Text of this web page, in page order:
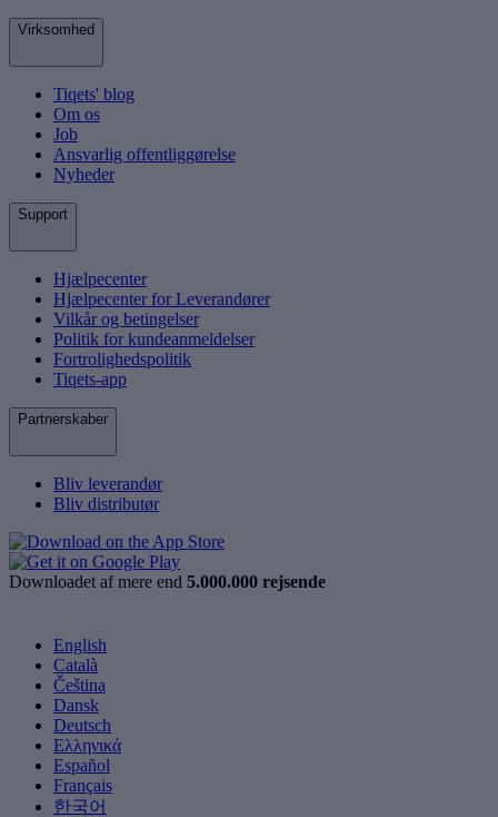
Virksomhed
Tiqets' blog
Om os
Job
Ansvarlig offentliggørelse
Nyheder
Support
Hjælpecenter
Hjælpecenter for Leverandører
Vilkår og betingelser
Politik for kundeanmeldelser
Fortrolighedspolitik
Tiqets-app
Partnerskaber
Bliv leverandør
Bliv distributør
Downloadet af mere end 5.000.000 rejsende
English
Català
Čeština
Dansk
Deutsch
Ελληνικά
Español
Français
한국어